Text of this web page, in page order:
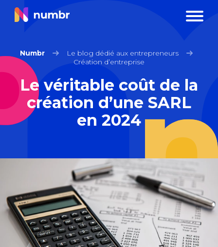
Numbr
Le blog dédié aux entrepreneurs
Création d’entreprise
Le véritable coût de la
création d’une SARL
en 2024